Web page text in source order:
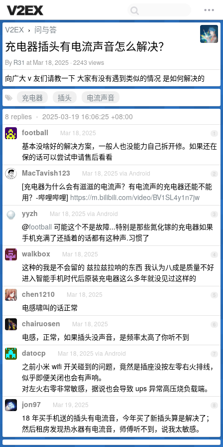
V2EX › 问与答
充电器插头有电流声音怎么解决？
By R31 at Mar 18, 2025 · 2243 views
向广大 v 友们请教一下 大家有没有遇到类似的情况 是如何解决的
充电器
插头
电流声音
8 replies • 2025-03-19 16:06:25 +08:00
1
football Mar 18, 2025
基本没啥好的解决方案，一般人也没能力自己拆开修。如果还在
保的话可以尝试申请售后看看
2
MacTavish123 Mar 18, 2025 via Android
[充电器为什么会有滋滋的电流声？有电流声的充电器还能不能
用？-哔哩哔哩] https://m.bilibili.com/video/BV1SL4y1n7jw
3
yyzh Mar 18, 2025 via Android
@football 可能这个不是故障...特别是那些氮化镓的充电器如果
手机充满了还插着的话都有这种声.习惯了
4
walkbox Mar 18, 2025
这种的我是不会留的 兹拉兹拉响的东西 我认为八成是质量不好
进入智能手机时代后原装充电器这么多年就没见过这样的
5
chen1210 Mar 18, 2025
电感啸叫的话正常
6
chairuosen Mar 18, 2025
电感，正常，如果插头没声音，是频率太高了你听不到
7
datocp Mar 18, 2025 via Android
之前小米 wifi 开关碰到的问题，竟然是插座没按左零右火排线，
似乎即便关闭也会有声响。
对左火右零非常敏感，据说也会导致 ups 异常高压烧负载端。
8
jon97 Mar 19, 2025
18 年买手机送的插头有电流音，今年买了新插头算是解决了；
然后租房发现热水器有电流音，师傅听不到，说我太敏感。